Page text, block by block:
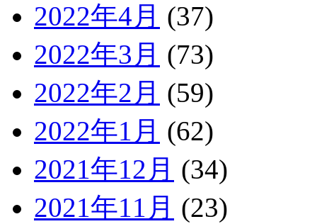
2022年4月 (37)
2022年3月 (73)
2022年2月 (59)
2022年1月 (62)
2021年12月 (34)
2021年11月 (23)